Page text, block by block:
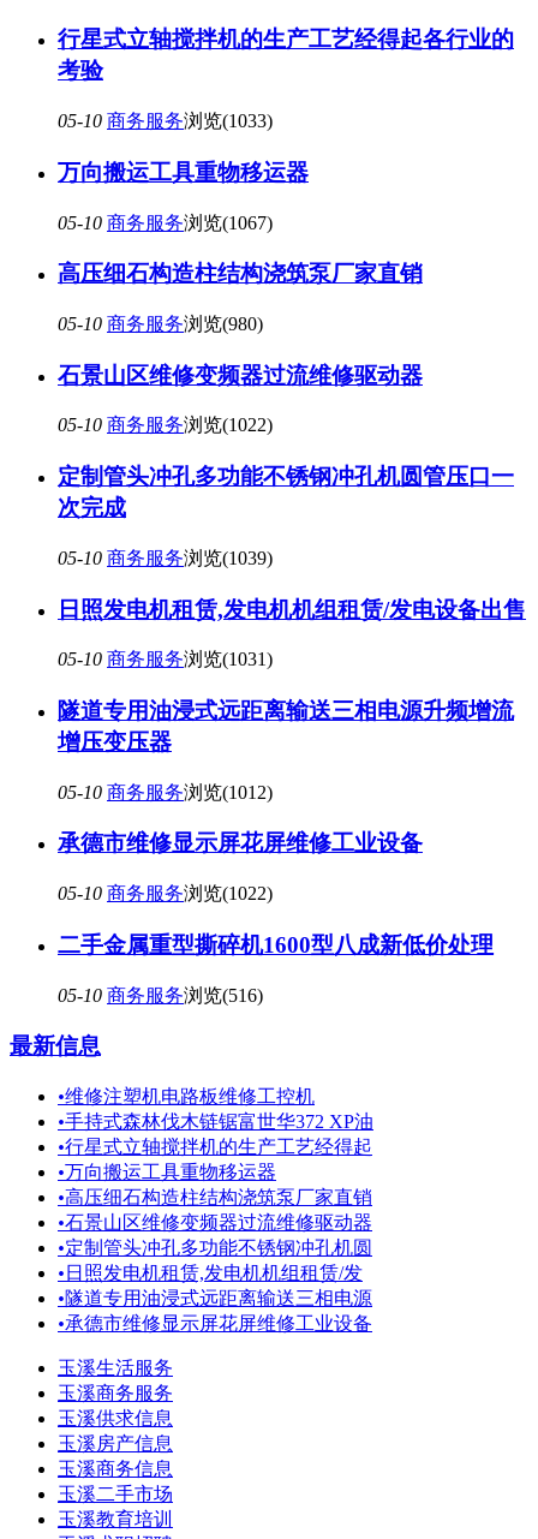
行星式立轴搅拌机的生产工艺经得起各行业的
考验
05-10 商务服务浏览(1033)
万向搬运工具重物移运器
05-10 商务服务浏览(1067)
高压细石构造柱结构浇筑泵厂家直销
05-10 商务服务浏览(980)
石景山区维修变频器过流维修驱动器
05-10 商务服务浏览(1022)
定制管头冲孔多功能不锈钢冲孔机圆管压口一
次完成
05-10 商务服务浏览(1039)
日照发电机租赁,发电机机组租赁/发电设备出售
05-10 商务服务浏览(1031)
隧道专用油浸式远距离输送三相电源升频增流
增压变压器
05-10 商务服务浏览(1012)
承德市维修显示屏花屏维修工业设备
05-10 商务服务浏览(1022)
二手金属重型撕碎机1600型八成新低价处理
05-10 商务服务浏览(516)
最新信息
•维修注塑机电路板维修工控机
•手持式森林伐木链锯富世华372 XP油
•行星式立轴搅拌机的生产工艺经得起
•万向搬运工具重物移运器
•高压细石构造柱结构浇筑泵厂家直销
•石景山区维修变频器过流维修驱动器
•定制管头冲孔多功能不锈钢冲孔机圆
• 日照发电机租赁,发电机机组租赁/发
•隧道专用油浸式远距离输送三相电源
•承德市维修显示屏花屏维修工业设备
玉溪生活服务
玉溪商务服务
玉溪供求信息
玉溪房产信息
玉溪商务信息
玉溪二手市场
玉溪教育培训